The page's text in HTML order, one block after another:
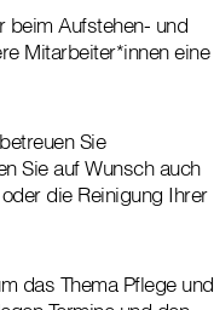
beim Aufstehen- und
Mitarbeiter*innen eine
Sie
Sie auf Wunsch auch
die Reinigung Ihrer
das Thema Pflege und